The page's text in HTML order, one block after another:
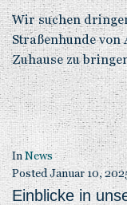
Wir suchen
Straßenhunde
Zuhause zu
InNews
Posted Januar 10,
Einblicke in